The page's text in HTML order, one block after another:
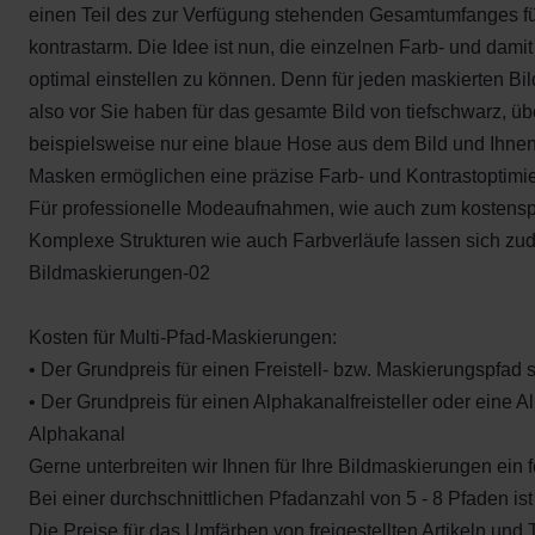
einen Teil des zur Verfügung stehenden
kontrastarm. Die Idee ist nun, die einzelnen Farb- und
optimal einstellen zu können. Denn für jeden maskierten
also vor Sie haben für das gesamte Bild von tiefschwarz,
beispielsweise nur eine blaue Hose aus dem Bild und
Masken ermöglichen eine präzise Farb- und
Für professionelle Modeaufnahmen, wie auch zum
Komplexe Strukturen wie auch Farbverläufe lassen sich
Bildmaskierungen-02
Kosten für Multi-Pfad-Maskierungen:
• Der Grundpreis für einen Freistell- bzw.
• Der Grundpreis für einen Alphakanalfreisteller oder eine
Alphakanal
Gerne unterbreiten wir Ihnen für Ihre Bildmaskierungen ein
Bei einer durchschnittlichen Pfadanzahl von 5 - 8 Pfaden
Die Preise für das Umfärben von freigestellten Artikeln und